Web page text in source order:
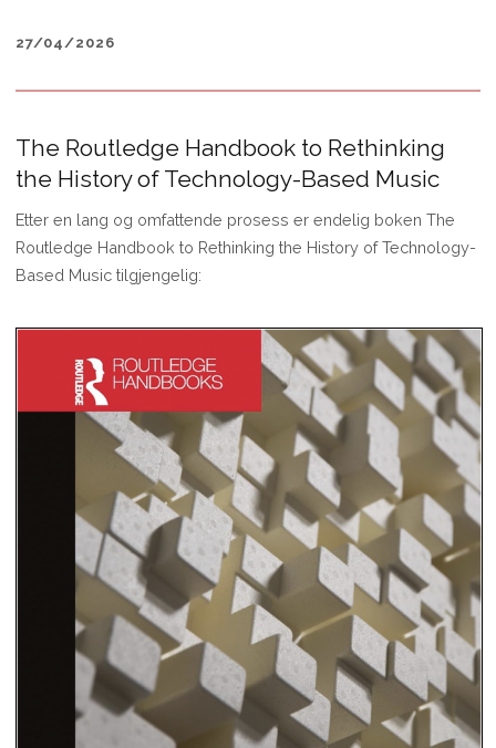
27/04/2026
The Routledge Handbook to Rethinking
the History of Technology-Based Music
Etter en lang og omfattende prosess er endelig boken The
Routledge Handbook to Rethinking the History of Technology-
Based Music tilgjengelig: